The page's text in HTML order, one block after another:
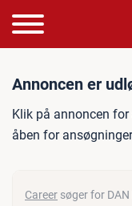
Annoncen er
Klik på annoncen
åben for
Career søger for